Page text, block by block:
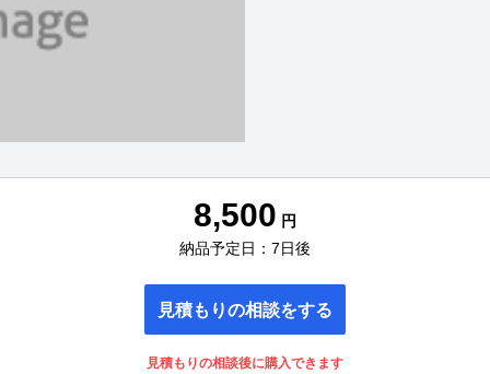
8,500 円
納品予定日：7日後
見積もりの相談をする
見積もりの相談後に購入できます